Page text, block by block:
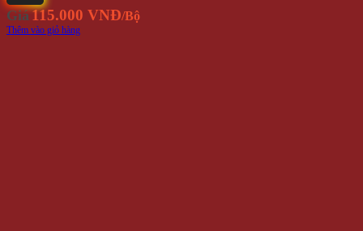
Giá115.000 VNĐ/Bộ
Thêm vào giỏ hàng